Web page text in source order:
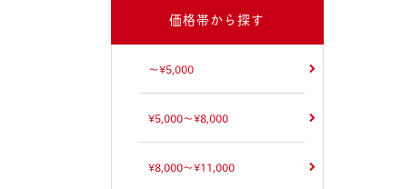
価格帯から探す
～¥5,000
¥5,000～¥8,000
¥8,000～¥11,000